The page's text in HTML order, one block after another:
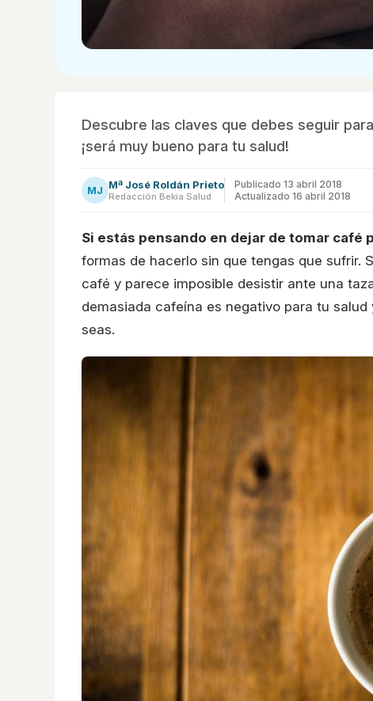
Descubre las claves que debes seguir
¡será muy bueno para tu salud!
MJ Mª José Roldán Prieto
Redacción Bekia Salud
Publicado 13 abril 2018
Actualizado 16 abril 2018
Si estás pensando en dejar de tomar
formas de hacerlo sin que tengas que sufrir.
café y parece imposible desistir ante una
demasiada cafeína es negativo para tu
seas.